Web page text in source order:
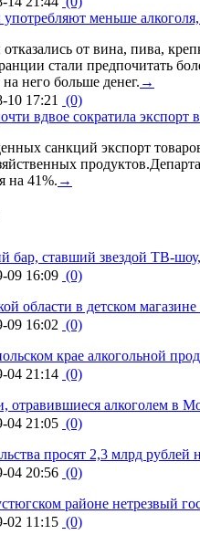
меньше
от вина, пива,
стали предпочитать
него больше денег. →
10 17:21
(0)
вдвое сократила экспорт
санкций экспорт
на 41%. →
бар, ставший звездой ТВ-шоу,
09 16:09 (0)
области в детском магазине
09 16:02 (0)
крае алкогольной
04 21:14 (0)
отравившиеся алкоголем в
04 21:05 (0)
просят 2,3 млрд рублей
04 20:56 (0)
районе нетрезвый
02 11:15 (0)